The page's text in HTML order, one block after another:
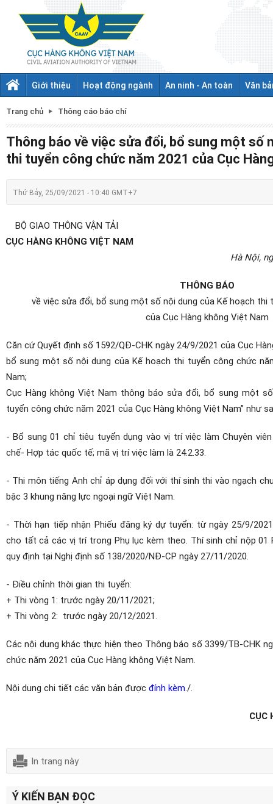
Giới thiệu Hoạt động ngành An ninh - An toàn Văn
Trang chủ Thông cáo báo chí
Thông báo về việc sửa đổi, bổ sung một số
thi tuyển công chức năm 2021 của Cục
Thứ Bảy, 25/09/2021 - 10:40 GMT+7
BỘ GIAO THÔNG VẬN TẢI
CỤC HÀNG KHÔNG VIỆT NAM
Hà Nội,
THÔNG BÁO
về việc sửa đổi, bổ sung một số nội dung của Kế hoạch
của Cục Hàng không Việt Nam
Căn cứ Quyết định số 1592/QĐ-CHK ngày 24/9/2021 của Cục
bổ sung một số nội dung của Kế hoạch thi tuyển công chức
Nam;
Cục Hàng không Việt Nam thông báo sửa đổi, bổ sung một
tuyển công chức năm 2021 của Cục Hàng không Việt Nam” như
- Bổ sung 01 chỉ tiêu tuyển dụng vào vị trí việc làm Chuyên
chế- Hợp tác quốc tế; mã vị trí việc làm là 24.2.33.
- Thi môn tiếng Anh chỉ áp dụng đối với thí sinh thi vào ngạch
bậc 3 khung năng lực ngoại ngữ Việt Nam.
- Thời hạn tiếp nhận Phiếu đăng ký dự tuyển: từ ngày 25/9/
cho tất cả các vị trí trong Phụ lục kèm theo. Thí sinh chỉ nộp 01
quy định tại Nghị định số 138/2020/NĐ-CP ngày 27/11/2020.
- Điều chỉnh thời gian thi tuyển:
+ Thi vòng 1: trước ngày 20/11/2021;
+ Thi vòng 2: trước ngày 20/12/2021.
Các nội dung khác thực hiện theo Thông báo số 3399/TB-CHK
chức năm 2021 của Cục Hàng không Việt Nam.
Nội dung chi tiết các văn bản được đính kèm./.
CỤC
In trang này
Ý KIẾN BẠN ĐỌC